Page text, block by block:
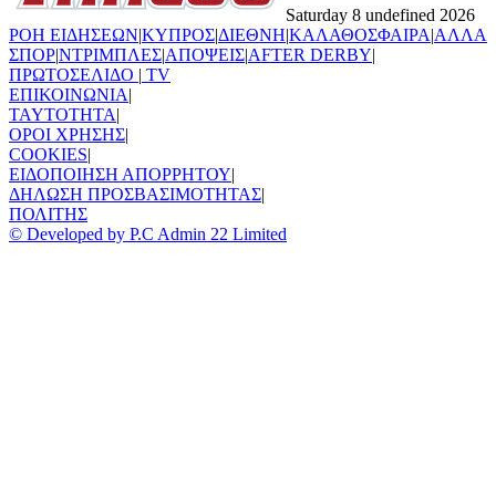
Saturday 8 undefined 2026
ΡΟΗ ΕΙΔΗΣΕΩΝ|ΚΥΠΡΟΣ|ΔΙΕΘΝΗ|ΚΑΛΑΘΟΣΦΑΙΡΑ|ΑΛΛΑ
ΣΠΟΡ|ΝΤΡΙΜΠΛΕΣ|ΑΠΟΨΕΙΣ|AFTER DERBY|
ΠΡΩΤΟΣΕΛΙΔΟ | TV
ΕΠΙΚΟΙΝΩΝΙΑ|
TAYTOTHTA|
ΟΡΟΙ ΧΡΗΣΗΣ|
COOKIES|
ΕΙΔΟΠΟΙΗΣΗ ΑΠΟΡΡΗΤΟΥ|
ΔΗΛΩΣΗ ΠΡΟΣΒΑΣΙΜΟΤΗΤΑΣ|
ΠΟΛΙΤΗΣ
© Developed by P.C Admin 22 Limited